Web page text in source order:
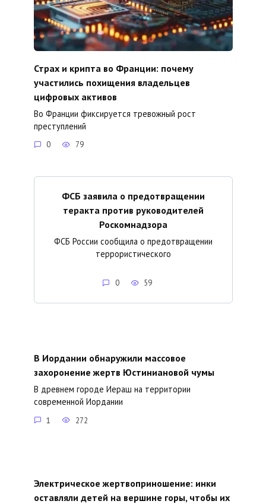
Страх и крипта во Франции: почему
участились похищения владельцев
цифровых активов
Во Франции фиксируется тревожный рост
преступлений
0 79
ФСБ заявила о предотвращении
теракта против руководителей
Роскомнадзора
ФСБ России сообщила о предотвращении
террористического
0 59
В Иордании обнаружили массовое
захоронение жертв Юстиниановой чумы
В древнем городе Иераш на территории
современной Иордании
1 272
Электрическое жертвоприношение: инки
оставляли детей на вершине горы, чтобы их